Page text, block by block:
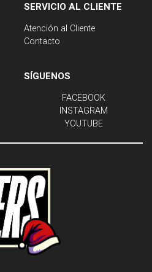
SERVICIO AL CLIENTE
Atención al Cliente
Contacto
SÍGUENOS
FACEBOOK
INSTAGRAM
YOUTUBE